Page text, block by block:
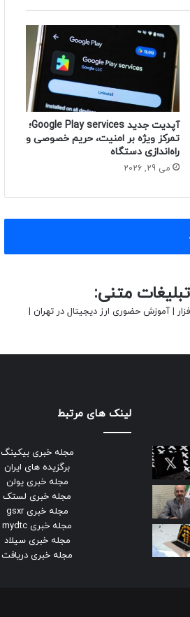
آپدیت جدید Google Play services؛
تمرکز ویژه بر امنیت، حریم خصوصی و
راه‌اندازی دستگاه
می 29, 2026
تبلیغات متنی:
| آموزش حضوری ارز دیجیتال در تهران |
لینک های مرتبط
مجله خبری بیکینگ
برگزیده های ایران
مجله خبری یولن
مجله خبری لستک
مجله خبری gsxr
مجله خبری mydtc
مجله خبری سیلاد
مجله خبری دریافت